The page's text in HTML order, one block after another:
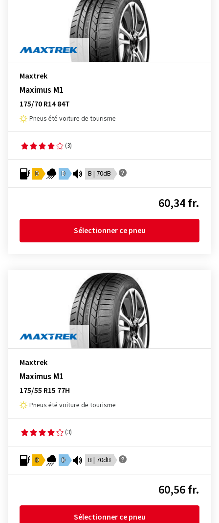
Maxtrek
Maximus M1
175/70 R14 84T
Pneus été voiture de tourisme
(3)
D D B | 70dB
60,34 fr.
Sélectionner ce pneu
Maxtrek
Maximus M1
175/55 R15 77H
Pneus été voiture de tourisme
(3)
D D B | 70dB
60,56 fr.
Sélectionner ce pneu